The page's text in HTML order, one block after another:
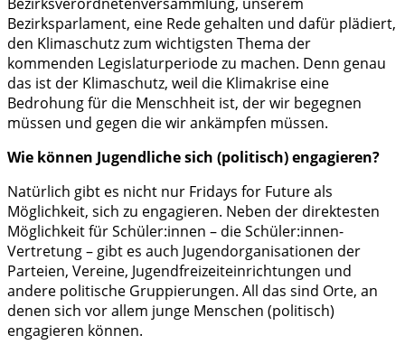
Bezirksparlament, eine Rede gehalten und dafür plädiert,
den Klimaschutz zum wichtigsten Thema der
kommenden Legislaturperiode zu machen. Denn genau
das ist der Klimaschutz, weil die Klimakrise eine
Bedrohung für die Menschheit ist, der wir begegnen
müssen und gegen die wir ankämpfen müssen.
Wie können Jugendliche sich (politisch) engagieren?
Natürlich gibt es nicht nur Fridays for Future als
Möglichkeit, sich zu engagieren. Neben der direktesten
Möglichkeit für Schüler:innen – die Schüler:innen-
Vertretung – gibt es auch Jugendorganisationen der
Parteien, Vereine, Jugendfreizeiteinrichtungen und
andere politische Gruppierungen. All das sind Orte, an
denen sich vor allem junge Menschen (politisch)
engagieren können.